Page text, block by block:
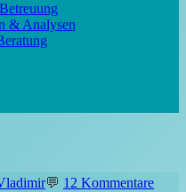
& Analysen
12 Kommentare